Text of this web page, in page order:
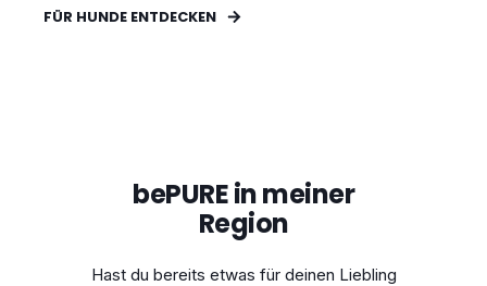
FÜR HUNDE ENTDECKEN
bePURE in meiner
Region
Hast du bereits etwas für deinen Liebling